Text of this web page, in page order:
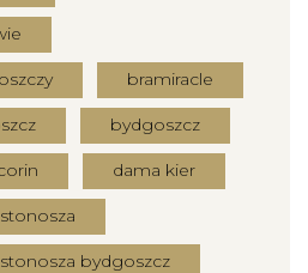
bramiracle
bydgoszcz
dama kier
bydgoszcz